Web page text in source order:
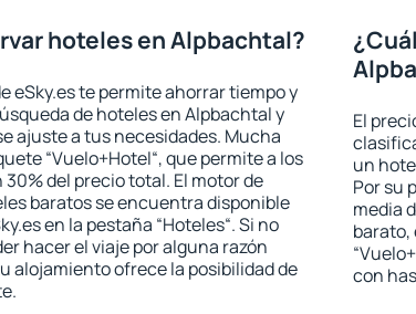
hoteles en Alpbachtal?
eSky.es te permite ahorrar tiempo y
de hoteles en Alpbachtal y
ajuste a tus necesidades. Mucha
“Vuelo+Hotel“, que permite a los
del precio total. El motor de
baratos se encuentra disponible
en la pestaña “Hoteles“. Si no
hacer el viaje por alguna razón
alojamiento ofrece la posibilidad de
El
un
Por su
media
barato,
con